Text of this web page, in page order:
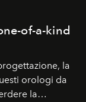
of-a-kind
la
orologi da
la